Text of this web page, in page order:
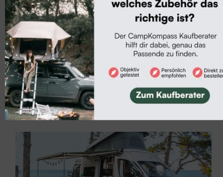
Campingführer
30 % Rabatt auf Stellplatzführer: Acht
Bücher für deinen besten Campingsommer
Sorgfältig ausgewählte Stellplätze an Badeseen, Flüssen, bei
Nationalparks, Burgen und...